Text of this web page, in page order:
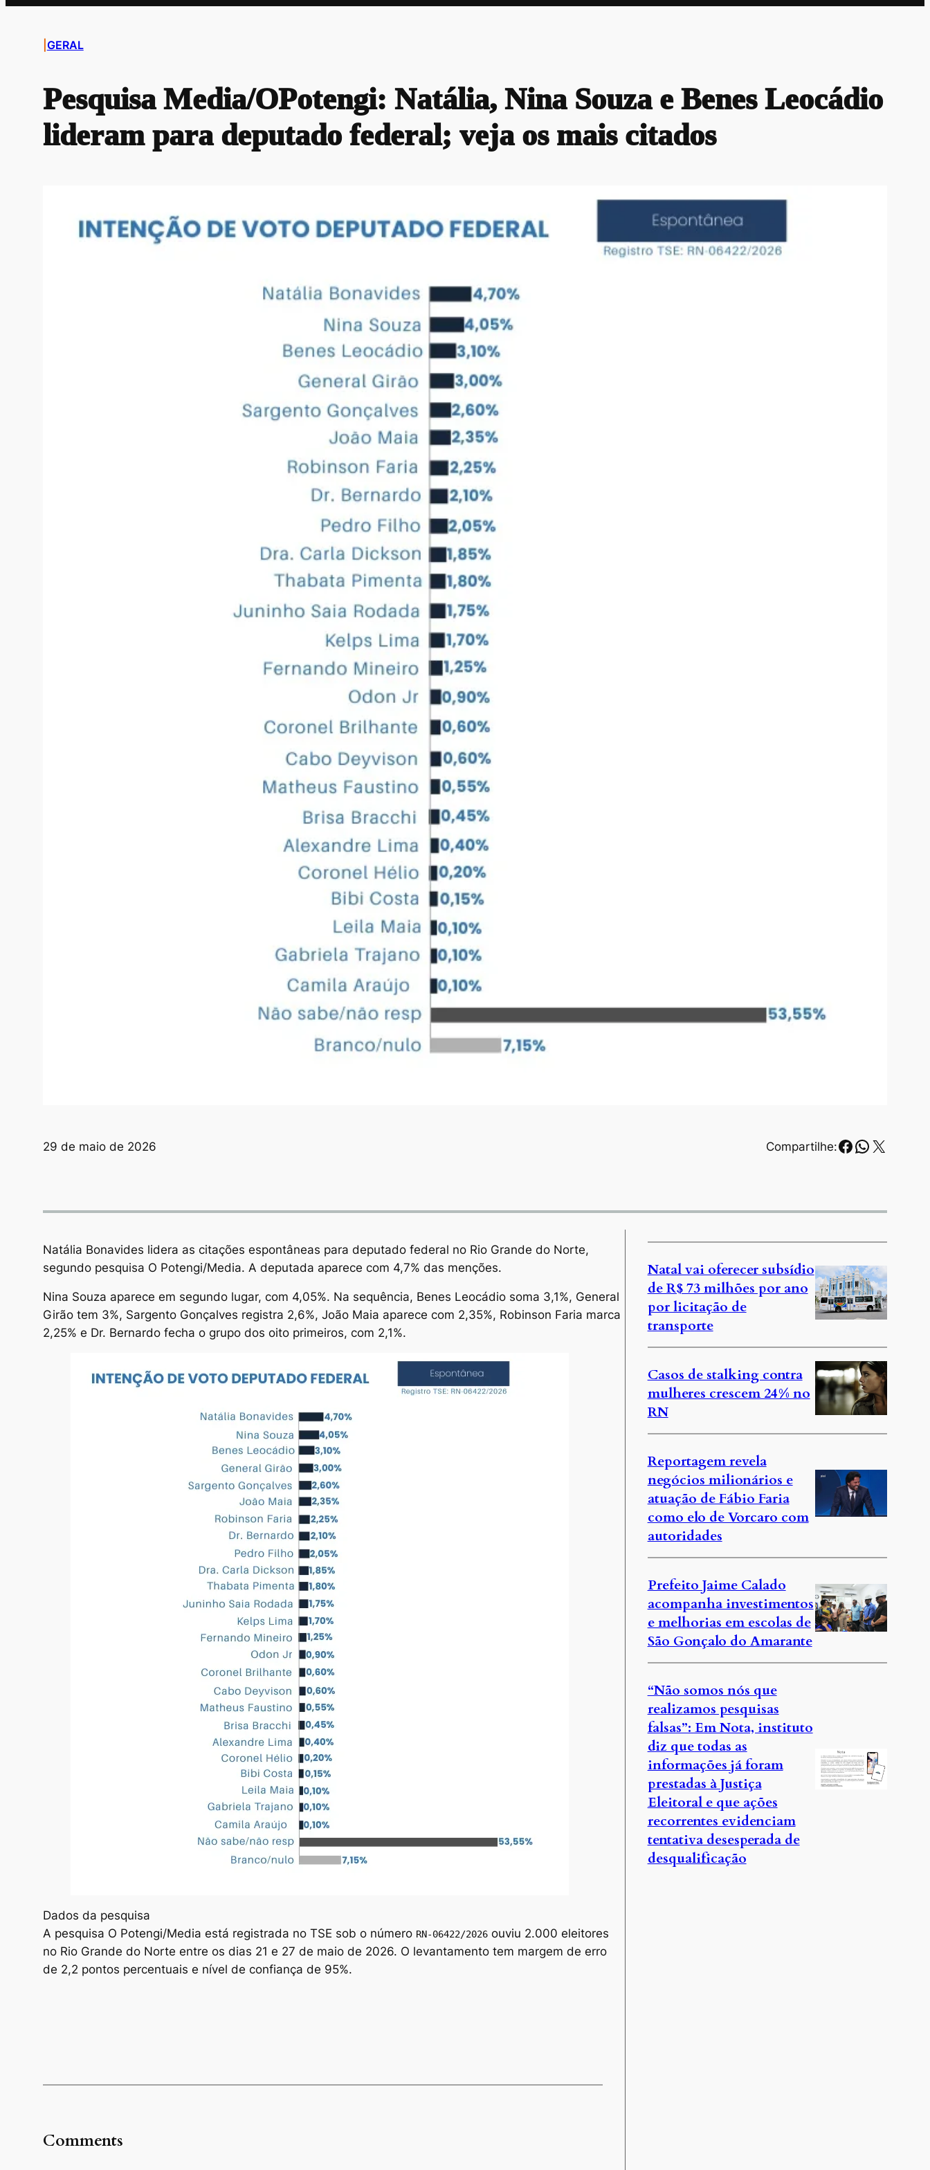
GERAL
Pesquisa Media/OPotengi: Natália, Nina Souza e Benes Leocádio
lideram para deputado federal; veja os mais citados
29 de maio de 2026 Compartilhe:Facebook
X
Natália Bonavides lidera as citações espontâneas para deputado federal no Rio Grande do Norte,
segundo pesquisa O Potengi/Media. A deputada aparece com 4,7% das menções.
Nina Souza aparece em segundo lugar, com 4,05%. Na sequência, Benes Leocádio soma 3,1%, General
Girão tem 3%, Sargento Gonçalves registra 2,6%, João Maia aparece com 2,35%, Robinson Faria marca
2,25% e Dr. Bernardo fecha o grupo dos oito primeiros, com 2,1%.
Dados da pesquisa
A pesquisa O Potengi/Media está registrada no TSE sob o número RN-06422/2026ouviu 2.000 eleitores
no Rio Grande do Norte entre os dias 21 e 27 de maio de 2026. O levantamento tem margem de erro
de 2,2 pontos percentuais e nível de confiança de 95%.
Comments
Natal vai oferecer subsídio
de R$ 73 milhões por ano
por licitação de
transporte
Casos de stalking contra
mulheres crescem 24% no
RN
Reportagem revela
negócios milionários e
atuação de Fábio Faria
como elo de Vorcaro com
autoridades
Prefeito Jaime Calado
acompanha investimentos
e melhorias em escolas de
São Gonçalo do Amarante
“Não somos nós que
realizamos pesquisas
falsas”: Em Nota, instituto
diz que todas as
informações já foram
prestadas à Justiça
Eleitoral e que ações
recorrentes evidenciam
tentativa desesperada de
desqualificação